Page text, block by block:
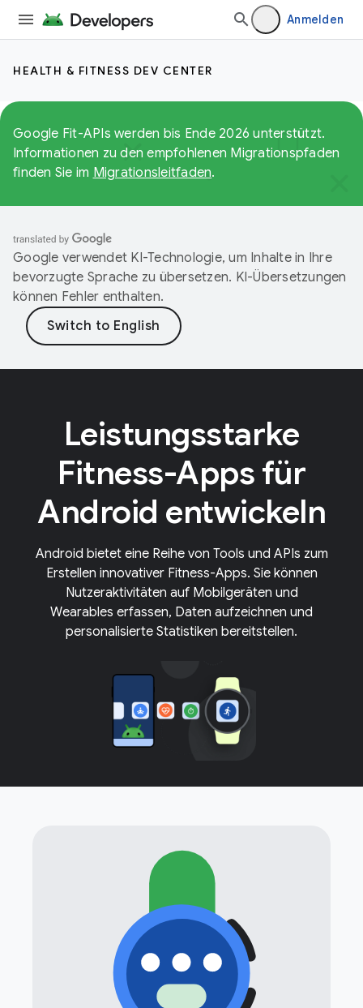
Anmelden
HEALTH & FITNESS DEV CENTER
Google Fit-APIs werden bis Ende 2026 unterstützt.
Informationen zu den empfohlenen Migrationspfaden
finden Sie im Migrationsleitfaden.
Google verwendet KI-Technologie, um Inhalte in Ihre
bevorzugte Sprache zu übersetzen. KI-Übersetzungen
können Fehler enthalten.
Leistungsstarke
Fitness-Apps für
Android entwickeln
Android bietet eine Reihe von Tools und APIs zum
Erstellen innovativer Fitness-Apps. Sie können
Nutzeraktivitäten auf Mobilgeräten und
Wearables erfassen, Daten aufzeichnen und
personalisierte Statistiken bereitstellen.